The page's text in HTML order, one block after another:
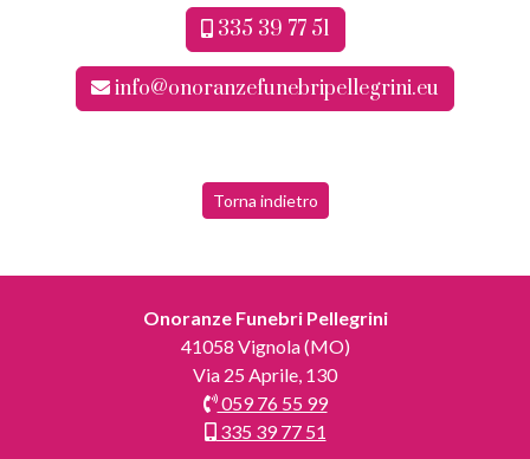
335 39 77 51
info@onoranzefunebripellegrini.eu
Torna indietro
Onoranze Funebri Pellegrini
41058 Vignola (MO)
Via 25 Aprile, 130
059 76 55 99
335 39 77 51